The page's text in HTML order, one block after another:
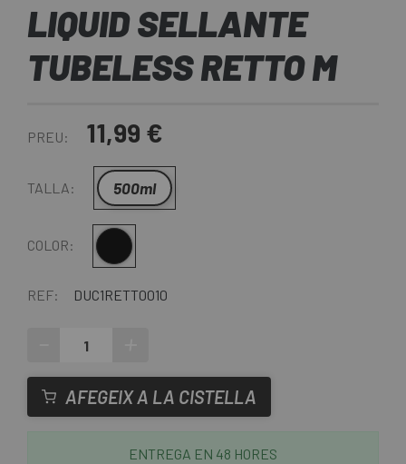
LIQUID SELLANTE
TUBELESS RETTO M
PREU: 11,99 €
TALLA: 500ml
COLOR: Multi
REF: DUC1RETT0010
AFEGEIX A LA CISTELLA
ENTREGA EN 48 HORES